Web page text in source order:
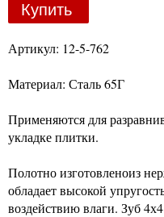
Купить
Артикул: 12-5-762
Материал: Сталь 65Г
Применяются для
укладке плитки.
Полотно изготовленоиз
обладает высокой
воздействию влаги. Зуб